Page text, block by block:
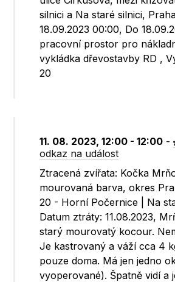
silnici a Na staré silnici,
18.09.2023 00:00, Do
pracovní prostor pro
vykládka dřevostavby RD ,
20
11. 08. 2023, 12:00 - 12:00 -
odkaz na událost
Ztracená zvířata: Kočka
mourovaná barva, okres
20 - Horní Počernice | Na
Datum ztráty: 11.08.2023,
starý mourovatý kocour.
Je kastrovaný a váží cca 4
pouze doma. Má jen jedno
vyoperované). Špatně vidí a